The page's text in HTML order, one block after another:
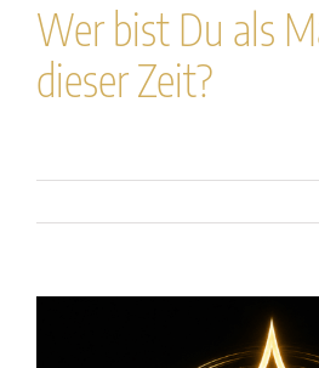
Wer bist Du als
dieser Zeit?